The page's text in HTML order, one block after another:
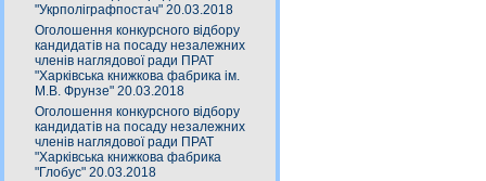
"Укрполіграфпостач" 20.03.2018
Оголошення конкурсного відбору
кандидатів на посаду незалежних
членів наглядової ради ПРАТ
"Харківська книжкова фабрика ім.
М.В. Фрунзе" 20.03.2018
Оголошення конкурсного відбору
кандидатів на посаду незалежних
членів наглядової ради ПРАТ
"Харківська книжкова фабрика
"Глобус" 20.03.2018